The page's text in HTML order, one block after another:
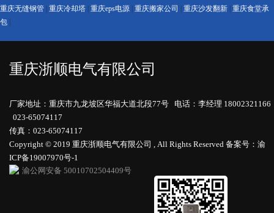
重庆无缝钢管 重庆冷却塔 重庆eps电源 重庆搬家公司 重庆沙发翻新 重庆食堂承
包
重庆浙顺电气有限公司
厂家地址：重庆市九龙坡区华福大道北段77号 电话：李经理 18002321166
023-65074117
传真：023-65074117
Copyright © 2019 重庆浙顺电气有限公司 , All Rights Reserved 备案号：渝
ICP备19007970号-1
渝公网安备 50010702504409号